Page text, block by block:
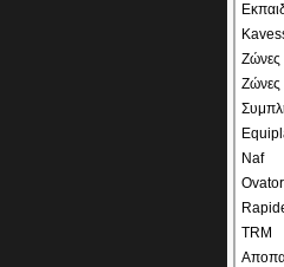
Ζώνες
Ζώνες
Naf
Ovator
TRM